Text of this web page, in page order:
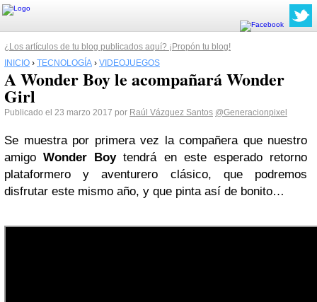
¿Los artículos de tu blog publicados aquí? ¡Propón tu blog!
INICIO › TECNOLOGÍA › VIDEOJUEGOS
A Wonder Boy le acompañará Wonder
Girl
Publicado el 23 marzo 2017 por Raúl Vázquez Santos @Generacionpixel
Se muestra por primera vez la compañera que nuestro
amigoWonder Boytendrá en este esperado retorno
plataformero y aventurero clásico, que podremos
disfrutar este mismo año, y que pinta así de bonito…